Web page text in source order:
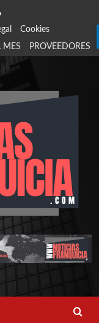
Cookies
MES PROVEEDORES